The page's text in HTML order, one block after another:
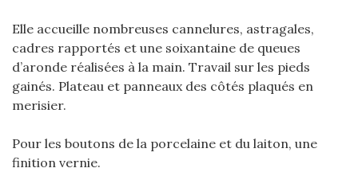
Elle accueille nombreuses cannelures, astragales,
cadres rapportés et une soixantaine de queues
d’aronde réalisées à la main. Travail sur les pieds
gainés. Plateau et panneaux des côtés plaqués en
merisier.
Pour les boutons de la porcelaine et du laiton, une
finition vernie.